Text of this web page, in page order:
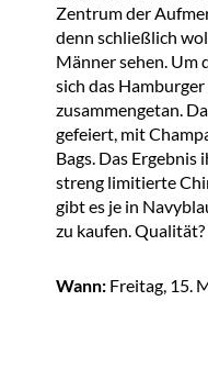
Zentrum der
denn schließlich
Männer sehen. Um
sich das
zusammengetan.
gefeiert, mit
Bags. Das
streng limitierte
gibt es je in
zu kaufen.
Wann: Freitag, 15.